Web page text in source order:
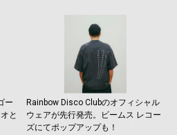
ー
と
Rainbow Disco Clubのオフィシャル
ウェアが先行発売。ビームス レコー
ズにてポップアップも！